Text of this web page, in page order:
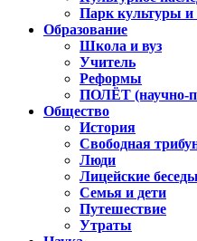
Парк культуры и
Образование
Школа и вуз
Учитель
Реформы
ПОЛЁТ (научно-
Общество
История
Свободная
Люди
Лицейские беседы
Семья и дети
Путешествие
Утраты